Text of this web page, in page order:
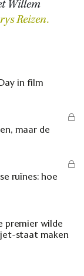
Willem
Reizen.
in film
maar de
ruïnes: hoe
premier wilde
staat maken